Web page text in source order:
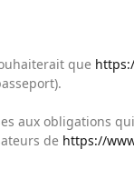
que
aux obligations
de https://